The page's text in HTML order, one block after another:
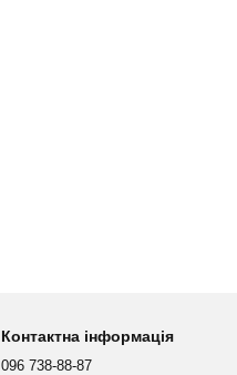
Контактна інформація
096 738-88-87